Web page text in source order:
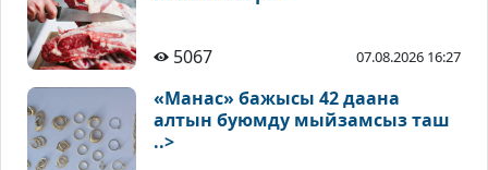
5067 07.08.2026 16:27
«Манас» бажысы 42 даана
алтын буюмду мыйзамсыз таш
..>